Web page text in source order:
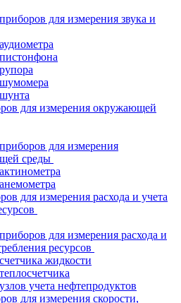
для измерения звука и
для измерения окружающей
для измерения
среды
для измерения расхода и учета
для измерения расхода и
ресурсов
жидкости
учета нефтепродуктов
для измерения скорости,